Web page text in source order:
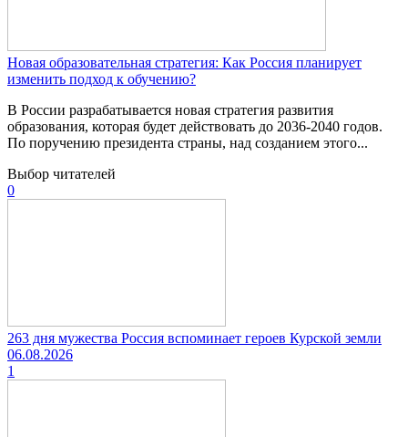
Новая образовательная стратегия: Как Россия планирует
изменить подход к обучению?
В России разрабатывается новая стратегия развития
образования, которая будет действовать до 2036-2040 годов.
По поручению президента страны, над созданием этого...
Выбор читателей
0
263 дня мужества Россия вспоминает героев Курской земли
06.08.2026
1